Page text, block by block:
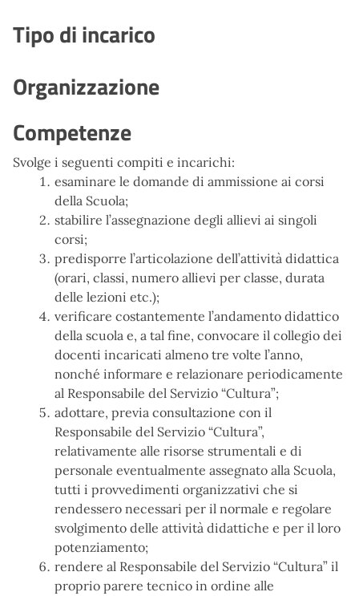
Tipo di incarico
Organizzazione
Competenze
Svolge i seguenti compiti e incarichi:
esaminare le domande di ammissione ai corsi
della Scuola;
stabilire l’assegnazione degli allievi ai singoli
corsi;
predisporre l’articolazione dell’attività didattica
(orari, classi, numero allievi per classe, durata
delle lezioni etc.);
verificare costantemente l’andamento didattico
della scuola e, a tal fine, convocare il collegio dei
docenti incaricati almeno tre volte l’anno,
nonché informare e relazionare periodicamente
al Responsabile del Servizio “Cultura”;
adottare, previa consultazione con il
Responsabile del Servizio “Cultura”,
relativamente alle risorse strumentali e di
personale eventualmente assegnato alla Scuola,
tutti i provvedimenti organizzativi che si
rendessero necessari per il normale e regolare
svolgimento delle attività didattiche e per il loro
potenziamento;
rendere al Responsabile del Servizio “Cultura” il
proprio parere tecnico in ordine alle